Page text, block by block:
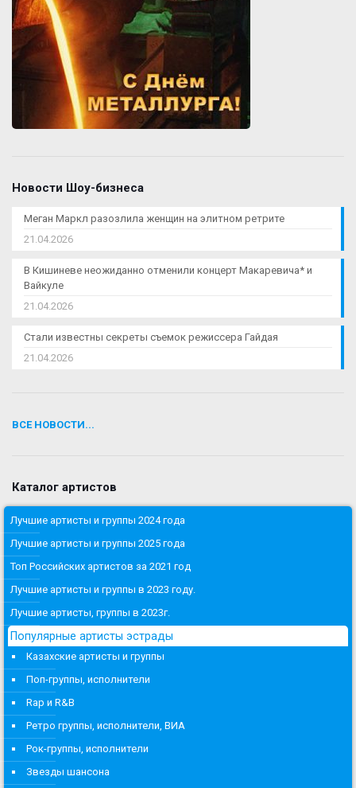
Новости Шоу-бизнеса
Меган Маркл разозлила женщин на элитном ретрите
21.04.2026
В Кишиневе неожиданно отменили концерт Макаревича* и
Вайкуле
21.04.2026
Стали известны секреты съемок режиссера Гайдая
21.04.2026
ВСЕ НОВОСТИ...
Каталог артистов
Лучшие артисты и группы 2024 года
Лучшие артисты и группы 2025 года
Топ Российских артистов за 2021 год
Лучшие артисты и группы в 2023 году.
Лучшие артисты, группы в 2023г.
Популярные артисты эстрады
Казахские артисты и группы
Поп-группы, исполнители
Rap и R&B
Ретро группы, исполнители, ВИА
Рок-группы, исполнители
Звезды шансона